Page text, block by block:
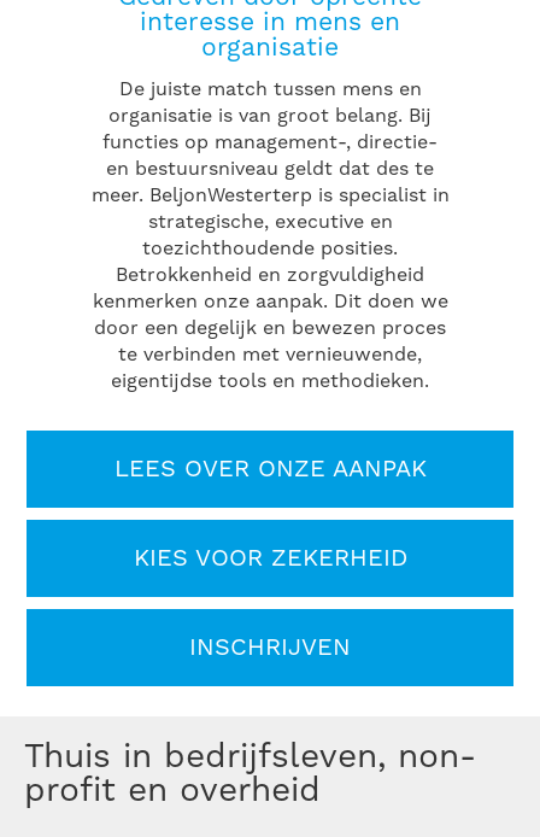
interesse in mens en
organisatie
De juiste match tussen mens en
organisatie is van groot belang. Bij
functies op management-, directie-
en bestuursniveau geldt dat des te
meer. BeljonWesterterp is specialist in
strategische, executive en
toezichthoudende posities.
Betrokkenheid en zorgvuldigheid
kenmerken onze aanpak. Dit doen we
door een degelijk en bewezen proces
te verbinden met vernieuwende,
eigentijdse tools en methodieken.
LEES OVER ONZE AANPAK
KIES VOOR ZEKERHEID
INSCHRIJVEN
Thuis in bedrijfsleven, non-
profit en overheid